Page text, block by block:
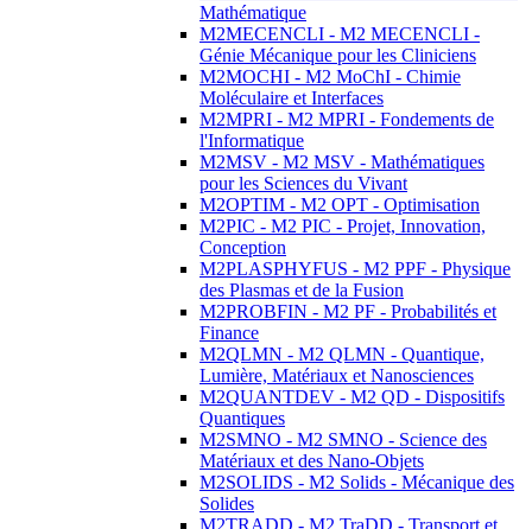
Mathématique
M2MECENCLI - M2 MECENCLI -
Génie Mécanique pour les Cliniciens
M2MOCHI - M2 MoChI - Chimie
Moléculaire et Interfaces
M2MPRI - M2 MPRI - Fondements de
l'Informatique
M2MSV - M2 MSV - Mathématiques
pour les Sciences du Vivant
M2OPTIM - M2 OPT - Optimisation
M2PIC - M2 PIC - Projet, Innovation,
Conception
M2PLASPHYFUS - M2 PPF - Physique
des Plasmas et de la Fusion
M2PROBFIN - M2 PF - Probabilités et
Finance
M2QLMN - M2 QLMN - Quantique,
Lumière, Matériaux et Nanosciences
M2QUANTDEV - M2 QD - Dispositifs
Quantiques
M2SMNO - M2 SMNO - Science des
Matériaux et des Nano-Objets
M2SOLIDS - M2 Solids - Mécanique des
Solides
M2TRADD - M2 TraDD - Transport et